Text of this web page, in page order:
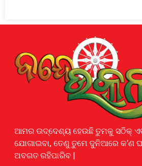
ଆମର ଉଦ୍ଦେଶ୍ୟ ହେଉଛି ତୁମକୁ ସଠିକ୍
ଯୋଗାଇବା, ତେଣୁ ତୁମେ ଦୁନିଆରେ କ’ଣ
ଅବଗତ ରହିପାରିବ |